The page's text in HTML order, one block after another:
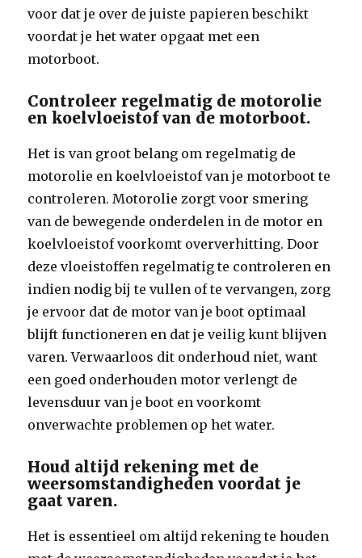
voor dat je over de juiste papieren beschikt
voordat je het water opgaat met een
motorboot.
Controleer regelmatig de motorolie
en koelvloeistof van de motorboot.
Het is van groot belang om regelmatig de
motorolie en koelvloeistof van je motorboot te
controleren. Motorolie zorgt voor smering
van de bewegende onderdelen in de motor en
koelvloeistof voorkomt oververhitting. Door
deze vloeistoffen regelmatig te controleren en
indien nodig bij te vullen of te vervangen, zorg
je ervoor dat de motor van je boot optimaal
blijft functioneren en dat je veilig kunt blijven
varen. Verwaarloos dit onderhoud niet, want
een goed onderhouden motor verlengt de
levensduur van je boot en voorkomt
onverwachte problemen op het water.
Houd altijd rekening met de
weersomstandigheden voordat je
gaat varen.
Het is essentieel om altijd rekening te houden